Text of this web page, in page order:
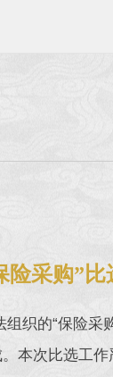
险采购”
组织的“保险采
本次比选工